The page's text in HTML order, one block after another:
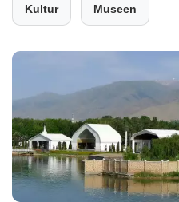
Kultur Museen